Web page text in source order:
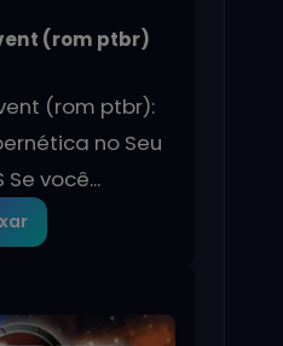
(rom ptbr)
(rom ptbr):
no Seu
você...